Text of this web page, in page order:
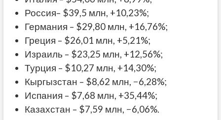
Россия– $39,5 млн, +10,23%;
Германия – $29,80 млн, +16,76%;
Греция – $26,01 млн, +5,21%;
Израиль – $23,25 млн, +12,56%;
Турция – $10,27 млн, +14,30%;
Кыргызстан – $8,62 млн, −6,28%;
Испания – $7,68 млн, +35,44%;
Казахстан – $7,59 млн, −6,06%.